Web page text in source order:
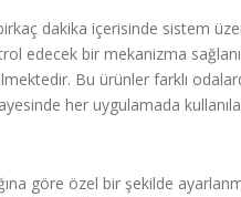
dakika içerisinde sistem
edecek bir mekanizma
Bu ürünler farklı
her uygulamada
göre özel bir şekilde